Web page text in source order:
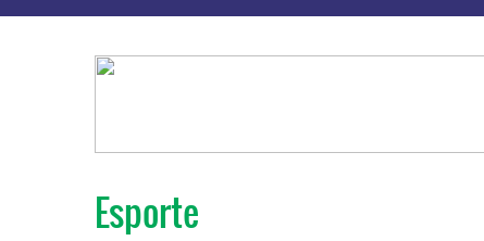
Esporte